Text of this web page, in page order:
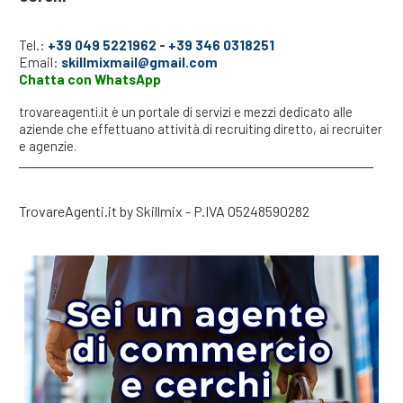
Tel.: +39 049 5221962 - +39 346 0318251
Email: skillmixmail@gmail.com
Chatta con WhatsApp
trovareagenti.it è un portale di servizi e mezzi dedicato alle
aziende che effettuano attività di recruiting diretto, ai recruiter
e agenzie.
TrovareAgenti.it by Skillmix - P.IVA 05248590282